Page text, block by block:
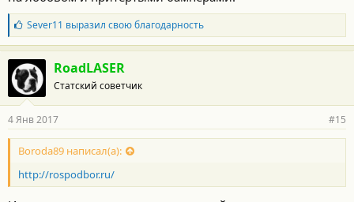
Б
л
а
г
о
д
а
н
о
с
и
:
Sever11 выразил свою благодарность
RoadLASER
Статский советчик
4 Янв 2017 #15
Boroda89 написал(а):
http://rospodbor.ru/